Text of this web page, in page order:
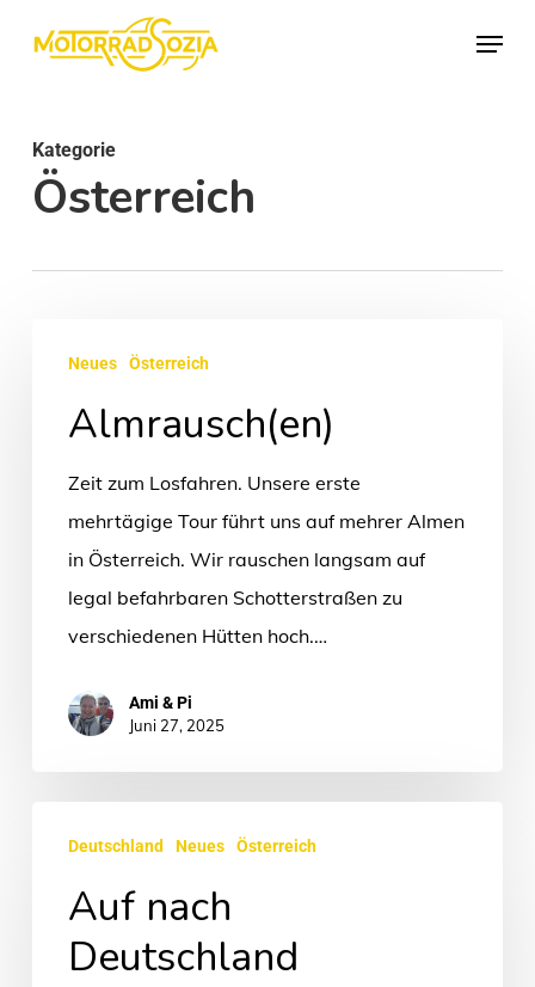
Menu
Kategorie
Österreich
Neues Österreich
Almrausch(en)
Zeit zum Losfahren. Unsere erste
mehrtägige Tour führt uns auf mehrer Almen
in Österreich. Wir rauschen langsam auf
legal befahrbaren Schotterstraßen zu
verschiedenen Hütten hoch.…
Ami & Pi
Juni 27, 2025
nach
Deutschland
Deutschland Neues Österreich
Auf nach
Deutschland